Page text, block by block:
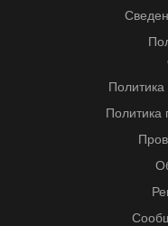
Политика